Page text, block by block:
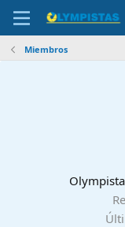
Miembros